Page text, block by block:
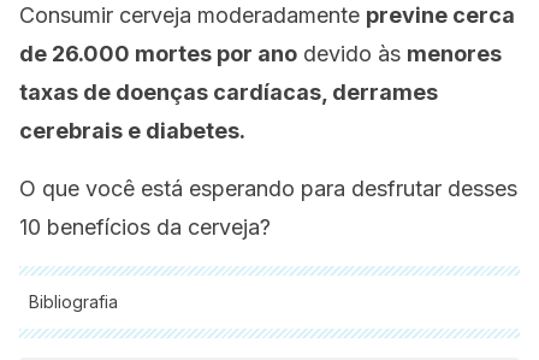
Consumir cerveja moderadamente previne cerca
de 26.000 mortes por ano devido às menores
taxas de doenças cardíacas, derrames
cerebrais e diabetes.
O que você está esperando para desfrutar desses
10 benefícios da cerveja?
Bibliografia
Todas as fontes citadas foram minuciosamente revisadas por